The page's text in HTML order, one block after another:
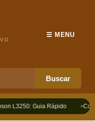
Buscar
☰ MENU
L3250: Guia Rápido